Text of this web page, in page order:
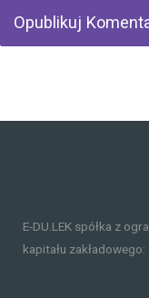
E-DU.LEK spółka z
kapitału zakładowego: